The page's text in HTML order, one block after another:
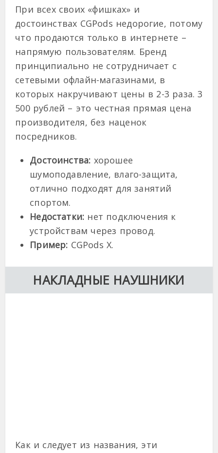
При всех своих «фишках» и
достоинствах CGPods недорогие, потому
что продаются только в интернете –
напрямую пользователям. Бренд
принципиально не сотрудничает с
сетевыми офлайн-магазинами, в
которых накручивают цены в 2-3 раза. 3
500 рублей – это честная прямая цена
производителя, без наценок
посредников.
Достоинства: хорошее
шумоподавление, влаго-защита,
отлично подходят для занятий
спортом.
Недостатки: нет подключения к
устройствам через провод.
Пример: CGPods X.
НАКЛАДНЫЕ НАУШНИКИ
Как и следует из названия, эти